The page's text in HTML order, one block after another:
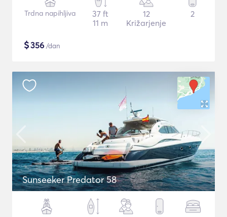
Trdna napihljiva
37 ft
11 m
12
Križarjenje
2
$356 /dan
Sunseeker Predator 58